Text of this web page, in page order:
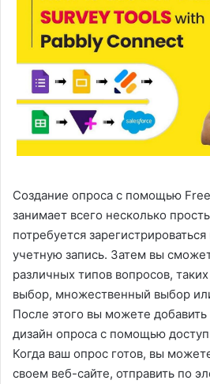
Создание опроса с помощью
занимает всего несколько
потребуется
учетную запись. Затем вы
различных типов вопросов,
выбор, множественный выбор
После этого вы можете
дизайн опроса с помощью
Когда ваш опрос готов, вы
своем веб-сайте, отправить по